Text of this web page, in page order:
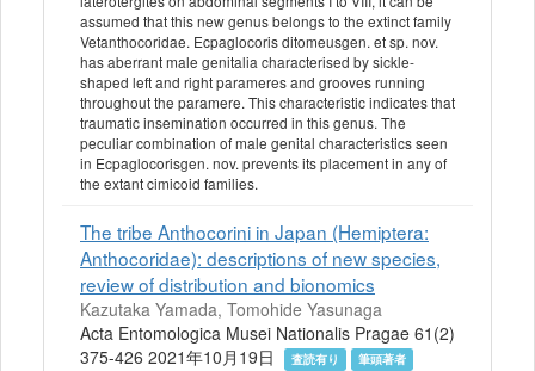
assumed that this new genus belongs to the extinct family
Vetanthocoridae. Ecpaglocoris ditomeusgen. et sp. nov.
has aberrant male genitalia characterised by sickle-
shaped left and right parameres and grooves running
throughout the paramere. This characteristic indicates that
traumatic insemination occurred in this genus. The
peculiar combination of male genital characteristics seen
in Ecpaglocorisgen. nov. prevents its placement in any of
the extant cimicoid families.
The tribe Anthocorini in Japan (Hemiptera:
Anthocoridae): descriptions of new species,
review of distribution and bionomics
Kazutaka Yamada, Tomohide Yasunaga
Acta Entomologica Musei Nationalis Pragae 61(2)
375-426 2021年10月19日
査読有り
筆頭著者